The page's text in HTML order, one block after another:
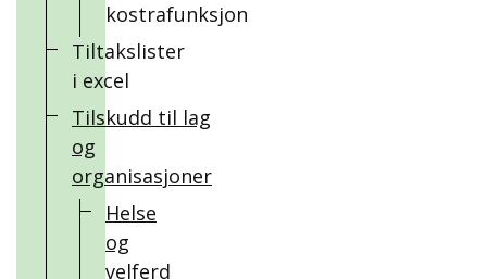
kostrafunksjon
Tiltakslister
i excel
Tilskudd til lag
og
organisasjoner
Helse
og
velferd